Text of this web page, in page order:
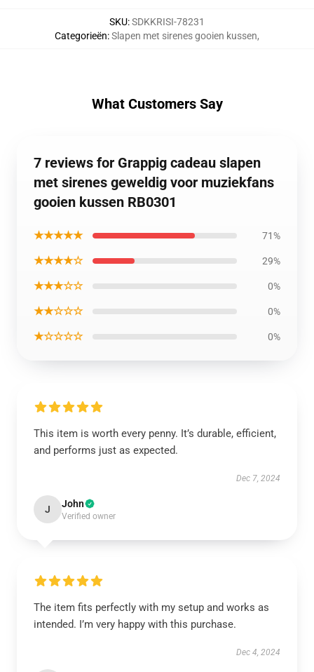
SKU:SDKKRISI-78231
Categorieën:Slapen met sirenes gooien kussen,
What Customers Say
7 reviews for Grappig cadeau slapen
met sirenes geweldig voor muziekfans
gooien kussen RB0301
★★★★★ 71%
★★★★☆ 29%
★★★☆☆ 0%
★★☆☆☆ 0%
★☆☆☆☆ 0%
This item is worth every penny. It’s durable, efficient,
and performs just as expected.
Dec 7, 2024
J John
Verified owner
The item fits perfectly with my setup and works as
intended. I’m very happy with this purchase.
Dec 4, 2024